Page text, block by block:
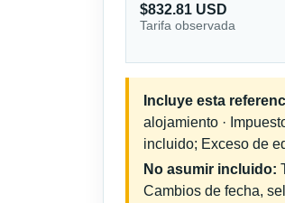
$832.81 USD
Tarifa observada
Incluye esta
alojamiento ·
incluido; Exceso de
No asumir incluido:
Cambios de fecha,